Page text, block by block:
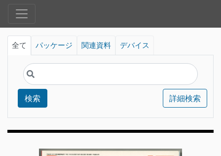
全て パッケージ 関連資料 デバイス
検索 詳細検索